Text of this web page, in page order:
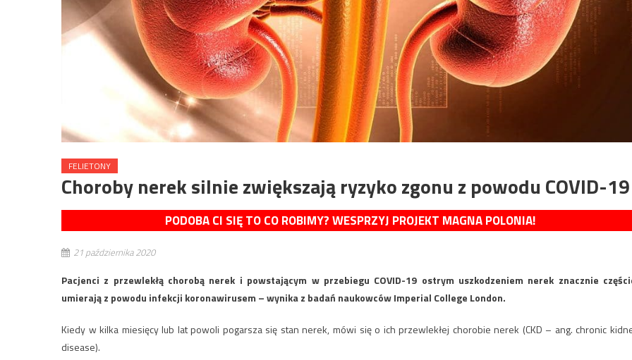
FELIETONY
Choroby nerek silnie zwiększają ryzyko zgonu z powodu COVID-19
PODOBA CI SIĘ TO CO ROBIMY? WESPRZYJ PROJEKT MAGNA POLONIA!
21 października 2020
Pacjenci z przewlekłą chorobą nerek i powstającym w przebiegu COVID-19 ostrym uszkodzeniem nerek znacznie
umierają z powodu infekcji koronawirusem – wynika z badań naukowców Imperial College London.
Kiedy w kilka miesięcy lub lat powoli pogarsza się stan nerek, mówi się o ich przewlekłej chorobie nerek (CKD – ang. chronic
disease).